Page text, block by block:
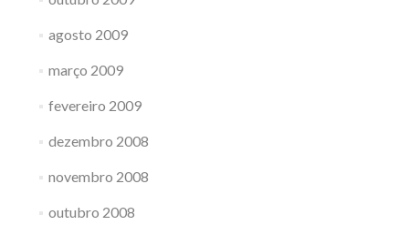
agosto 2009
março 2009
fevereiro 2009
dezembro 2008
novembro 2008
outubro 2008